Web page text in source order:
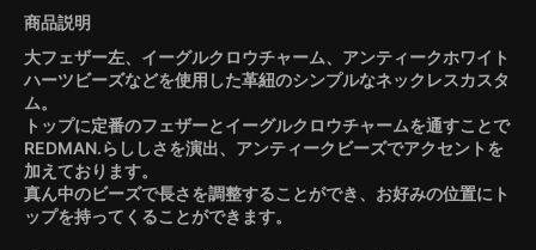
大フェザー左、イーグルクロウチャーム、アンティークホワイト
ハーツビーズなどを使用した革紐のシンプルなネックレスカスタ
ム。
トップに定番のフェザーとイーグルクロウチャームを通すことで
REDMAN.らししさを演出、アンティークビーズでアクセントを
加えております。
真ん中のビーズで長さを調整することができ、お好みの位置にト
ップを持ってくることができます。